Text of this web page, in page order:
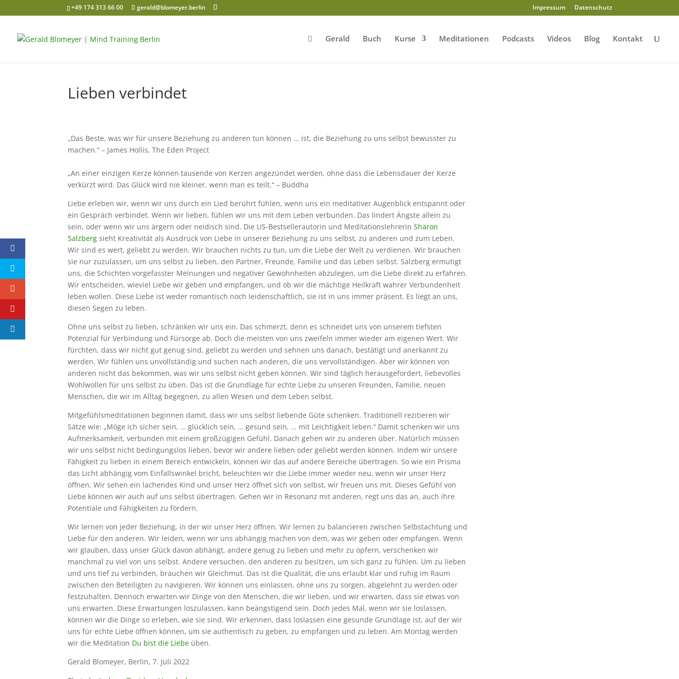
+49 174 313 66 00 gerald@blomeyer.berlin Impressum Datenschutz
Gerald Buch Kurse Meditationen Podcasts Videos Blog Kontakt
Lieben verbindet
„Das Beste, was wir für unsere Beziehung zu anderen tun können … ist, die Beziehung zu uns selbst bewusster zu
machen.“ – James Hollis, The Eden Project
„An einer einzigen Kerze können tausende von Kerzen angezündet werden, ohne dass die Lebensdauer der Kerze
verkürzt wird. Das Glück wird nie kleiner, wenn man es teilt.“ – Buddha
Liebe erleben wir, wenn wir uns durch ein Lied berührt fühlen, wenn uns ein meditativer Augenblick entspannt oder
ein Gespräch verbindet. Wenn wir lieben, fühlen wir uns mit dem Leben verbunden. Das lindert Ängste allein zu
sein, oder wenn wir uns ärgern oder neidisch sind. Die US-Bestsellerautorin und MeditationslehrerinSharon
Salzberg sieht Kreativität als Ausdruck von Liebe in unserer Beziehung zu uns selbst, zu anderen und zum Leben.
Wir sind es wert, geliebt zu werden. Wir brauchen nichts zu tun, um die Liebe der Welt zu verdienen. Wir brauchen
sie nur zuzulassen, um uns selbst zu lieben, den Partner, Freunde, Familie und das Leben selbst. Salzberg ermutigt
uns, die Schichten vorgefasster Meinungen und negativer Gewohnheiten abzulegen, um die Liebe direkt zu erfahren.
Wir entscheiden, wieviel Liebe wir geben und empfangen, und ob wir die mächtige Heilkraft wahrer Verbundenheit
leben wollen. Diese Liebe ist weder romantisch noch leidenschaftlich, sie ist in uns immer präsent. Es liegt an uns,
diesen Segen zu leben.
Ohne uns selbst zu lieben, schränken wir uns ein. Das schmerzt, denn es schneidet uns von unserem tiefsten
Potenzial für Verbindung und Fürsorge ab. Doch die meisten von uns zweifeln immer wieder am eigenen Wert. Wir
fürchten, dass wir nicht gut genug sind, geliebt zu werden und sehnen uns danach, bestätigt und anerkannt zu
werden. Wir fühlen uns unvollständig und suchen nach anderen, die uns vervollständigen. Aber wir können von
anderen nicht das bekommen, was wir uns selbst nicht geben können. Wir sind täglich herausgefordert, liebevolles
Wohlwollen für uns selbst zu üben. Das ist die Grundlage für echte Liebe zu unseren Freunden, Familie, neuen
Menschen, die wir im Alltag begegnen, zu allen Wesen und dem Leben selbst.
Mitgefühlsmeditationen beginnen damit, dass wir uns selbst liebende Güte schenken. Traditionell rezitieren wir
Sätze wie: „Möge ich sicher sein, … glücklich sein, … gesund sein, … mit Leichtigkeit leben.“ Damit schenken wir uns
Aufmerksamkeit, verbunden mit einem großzügigen Gefühl. Danach gehen wir zu anderen über. Natürlich müssen
wir uns selbst nicht bedingungslos lieben, bevor wir andere lieben oder geliebt werden können. Indem wir unsere
Fähigkeit zu lieben in einem Bereich entwickeln, können wir das auf andere Bereiche übertragen. So wie ein Prisma
das Licht abhängig vom Einfallswinkel bricht, beleuchten wir die Liebe immer wieder neu, wenn wir unser Herz
öffnen. Wir sehen ein lachendes Kind und unser Herz öffnet sich von selbst, wir freuen uns mit. Dieses Gefühl von
Liebe können wir auch auf uns selbst übertragen. Gehen wir in Resonanz mit anderen, regt uns das an, auch ihre
Potentiale und Fähigkeiten zu fördern.
Wir lernen von jeder Beziehung, in der wir unser Herz öffnen. Wir lernen zu balancieren zwischen Selbstachtung und
Liebe für den anderen. Wir leiden, wenn wir uns abhängig machen von dem, was wir geben oder empfangen. Wenn
wir glauben, dass unser Glück davon abhängt, andere genug zu lieben und mehr zu opfern, verschenken wir
manchmal zu viel von uns selbst. Andere versuchen, den anderen zu besitzen, um sich ganz zu fühlen. Um zu lieben
und uns tief zu verbinden, brauchen wir Gleichmut. Das ist die Qualität, die uns erlaubt klar und ruhig im Raum
zwischen den Beteiligten zu navigieren. Wir können uns einlassen, ohne uns zu sorgen, abgelehnt zu werden oder
festzuhalten. Dennoch erwarten wir Dinge von den Menschen, die wir lieben, und wir erwarten, dass sie etwas von
uns erwarten. Diese Erwartungen loszulassen, kann beängstigend sein. Doch jedes Mal, wenn wir sie loslassen,
können wir die Dinge so erleben, wie sie sind. Wir erkennen, dass loslassen eine gesunde Grundlage ist, auf der wir
uns für echte Liebe öffnen können, um sie authentisch zu geben, zu empfangen und zu leben. Am Montag werden
wir die Meditation Du bist die Liebe üben.
Gerald Blomeyer, Berlin, 7. Juli 2022